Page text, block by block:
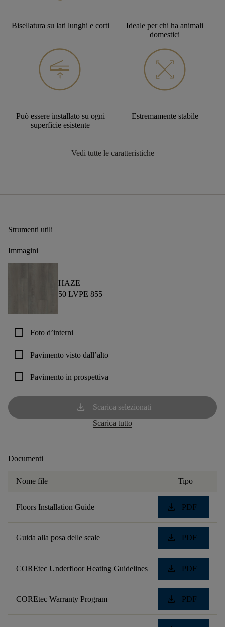
Bisellatura su lati lunghi e corti
Ideale per chi ha animali
domestici
Può essere installato su ogni
superficie esistente
Estremamente stabile
Vedi tutte le caratteristiche
Strumenti utili
Immagini
HAZE
50 LVPE 855
check_box_outline_blank Foto d’interni
check_box_outline_blank Pavimento visto dall’alto
check_box_outline_blank Pavimento in prospettiva
download
Scarica selezionati
Scarica tutto
Documenti
Nome file Tipo
Floors Installation Guide download PDF
Guida alla posa delle scale download PDF
COREtec Underfloor Heating Guidelines download PDF
COREtec Warranty Program download PDF